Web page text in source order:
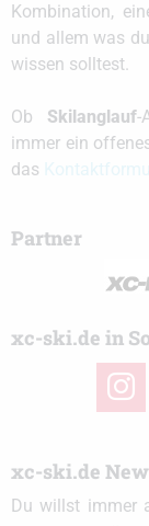
Kombination,
und allem was
wissen solltest.
Ob Skilanglauf-
immer ein
das
Partner
xc-ski.de in
xc-ski.de
Du willst immer